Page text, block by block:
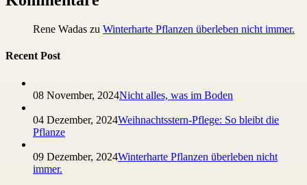
Rene Wadas zu Winterharte Pflanzen überleben nicht immer.
Recent Post
08 November, 2024Nicht alles, was im Boden
04 Dezember, 2024Weihnachtsstern-Pflege: So bleibt die
Pflanze
09 Dezember, 2024Winterharte Pflanzen überleben nicht
immer.